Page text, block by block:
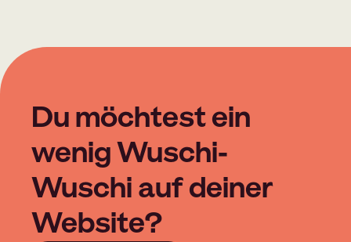
Du möchtest ein
wenig Wuschi-
Wuschi auf deiner
Website?